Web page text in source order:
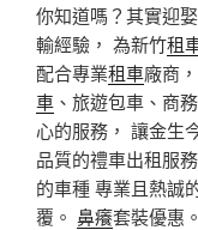
你知道嗎？其實迎
輸經驗， 為新竹租
配合專業租車廠商
車 、旅遊包車、商
心的服務， 讓金生
品質的禮車出租服務
的車種 專業且熱誠
覆。 鼻癢套裝優惠